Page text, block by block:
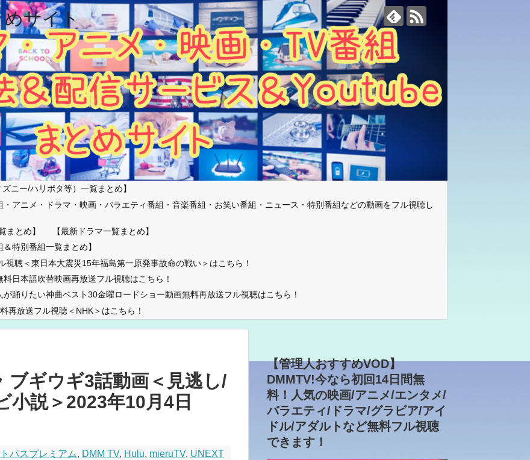
めサイト
ニー/ハリポタ等）一覧まとめ】
・アニメ・ドラマ・映画・バラエティ番組・音楽番組・お笑い番組・ニュース・特別番組などの動画をフル視聴し
まとめ】
【最新ドラマ一覧まとめ】
特別番組一覧まとめ】
視聴＜東日本大震災15年福島第一原発事故命の戦い＞はこちら！
日本語吹替映画再放送フル視聴はこちら！
踊りたい神曲ベスト30金曜ロードショー動画無料再放送フル視聴はこちら！
再放送フル視聴＜NHK＞はこちら！
ブギウギ3話動画＜見逃し/
小説＞2023年10月4日
パスプレミアム, DMM TV, Hulu, mieruTV, UNEXT
【管理人おすすめVOD】
DMMTV!今なら初回14日間無
料！人気の映画/アニメ/エンタメ/
バラエティ/ドラマ/グラビア/アイ
ドル/アダルトなど無料フル視聴
できます！